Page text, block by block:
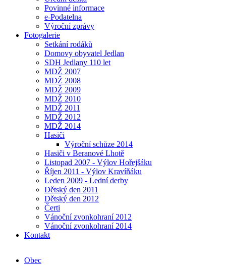
Povinné informace
e-Podatelna
Výroční zprávy
Fotogalerie
Setkání rodáků
Domovy obyvatel Jedlan
SDH Jedlany 110 let
MDŽ 2007
MDŽ 2008
MDŽ 2009
MDŽ 2010
MDŽ 2011
MDŽ 2012
MDŽ 2014
Hasiči
Výroční schůze 2014
Hasiči v Beranové Lhotě
Listopad 2007 - Výlov Hořejšáku
Říjen 2011 - Výlov Kravíňáku
Leden 2009 - Lední derby
Dětský den 2011
Dětský den 2012
Čerti
Vánoční zvonkohraní 2012
Vánoční zvonkohraní 2014
Kontakt
Obec